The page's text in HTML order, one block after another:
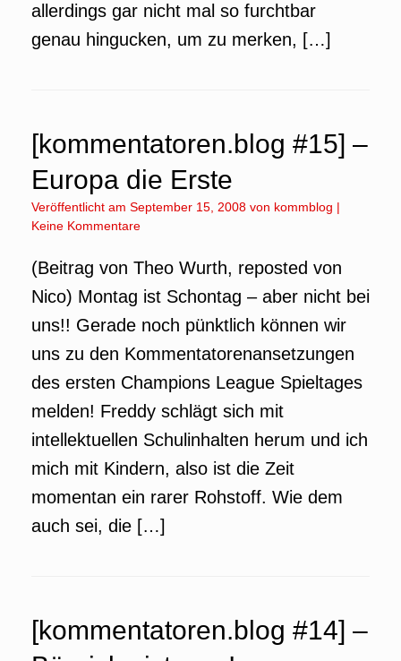
allerdings gar nicht mal so furchtbar
genau hingucken, um zu merken, […]
[kommentatoren.blog #15] –
Europa die Erste
Veröffentlicht am September 15, 2008 von kommblog |
Keine Kommentare
(Beitrag von Theo Wurth, reposted von
Nico) Montag ist Schontag – aber nicht bei
uns!! Gerade noch pünktlich können wir
uns zu den Kommentatorenansetzungen
des ersten Champions League Spieltages
melden! Freddy schlägt sich mit
intellektuellen Schulinhalten herum und ich
mich mit Kindern, also ist die Zeit
momentan ein rarer Rohstoff. Wie dem
auch sei, die […]
[kommentatoren.blog #14] –